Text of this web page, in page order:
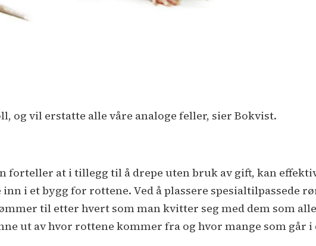
og vil erstatte alle våre analoge feller, sier Bokvist.
forteller at i tillegg til å drepe uten bruk av gift, kan
inn i et bygg for rottene. Ved å plassere spesialtilpassede
til etter hvert som man kvitter seg med dem som
ut av hvor rottene kommer fra og hvor mange som går